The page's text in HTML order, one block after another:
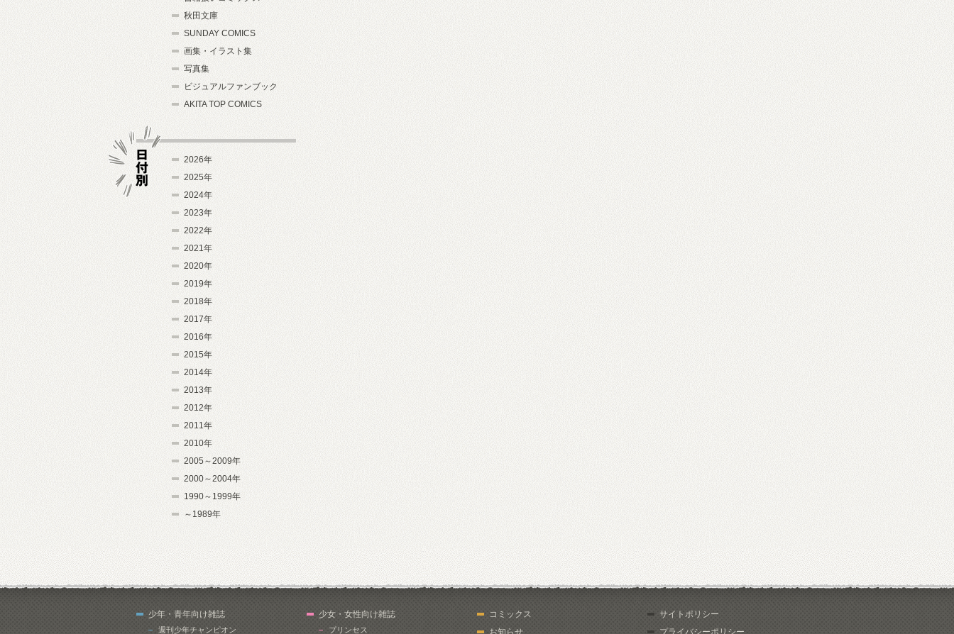
秋田文庫
SUNDAY COMICS
画集・イラスト集
写真集
ビジュアルファンブック
AKITA TOP COMICS
2026年
2025年
2024年
2023年
2022年
2021年
2020年
2019年
2018年
2017年
2016年
2015年
2014年
2013年
2012年
2011年
2010年
2005～2009年
2000～2004年
1990～1999年
～1989年
少年・青年向け雑誌
週刊少年チャンピオン
少女・女性向け雑誌
プリンセス
コミックス
お知らせ
サイトポリシー
プライバシーポリシー